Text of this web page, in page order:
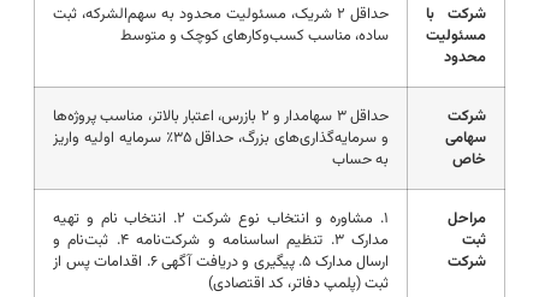
شرکت با
مسئولیت
محدود
حداقل ۲ شریک، مسئولیت محدود به سهم‌الشرکه، ثبت
ساده، مناسب کسب‌وکارهای کوچک و متوسط
شرکت
سهامی
خاص
حداقل ۳ سهامدار و ۲ بازرس، اعتبار بالاتر، مناسب پروژه‌ها
و سرمایه‌گذاری‌های بزرگ، حداقل ۳۵٪ سرمایه اولیه واریز
به حساب
مراحل
ثبت
شرکت
۱. مشاوره و انتخاب نوع شرکت ۲. انتخاب نام و تهیه
مدارک ۳. تنظیم اساسنامه و شرکت‌نامه ۴. ثبت‌نام و
ارسال مدارک ۵. پیگیری و دریافت آگهی ۶. اقدامات پس از
ثبت (پلمپ دفاتر، کد اقتصادی)